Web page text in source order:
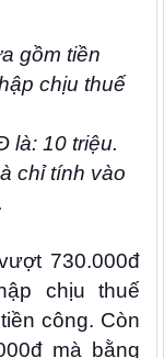
gồm tiền
chịu thuế
là: 10 triệu.
chỉ tính vào
730.000đ
chịu thuế
công. Còn
mà bằng